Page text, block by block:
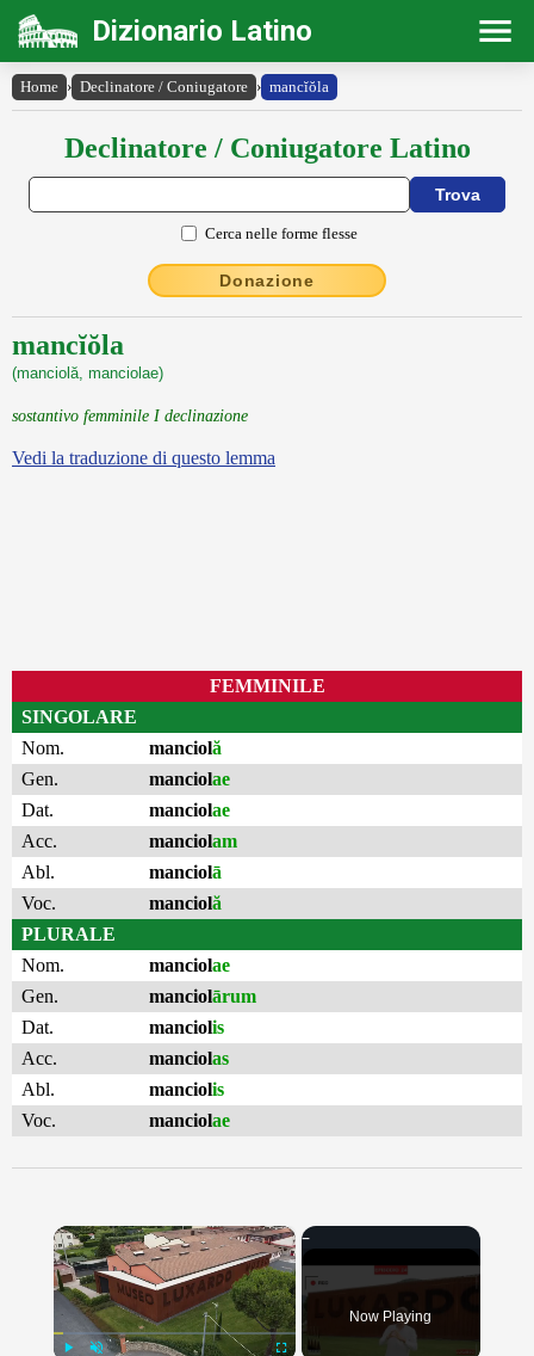
Dizionario Latino
Home › Declinatore / Coniugatore › mancĭŏla
Declinatore / Coniugatore Latino
Cerca nelle forme flesse
Donazione
mancĭŏla
(manciolă, manciolae)
sostantivo femminile I declinazione
Vedi la traduzione di questo lemma
FEMMINILE
SINGOLARE
Nom.
manciolă
Gen.
manciolae
Dat.
manciolae
Acc.
manciolam
Abl.
manciolā
Voc.
manciolă
PLURALE
Nom.
manciolae
Gen.
manciolārum
Dat.
manciolis
Acc.
manciolas
Abl.
manciolis
Voc.
manciolae
×
Now Playing